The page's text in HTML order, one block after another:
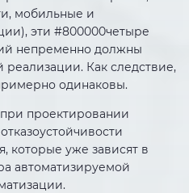
мобильные и
эти #800000четыре
непременно должны
реализации. Как следствие,
одинаковы.
проектировании
которые уже зависят в
автоматизируемой